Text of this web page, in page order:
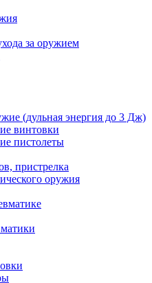
за оружием
(дульная энергия до 3 Дж)
винтовки
пистолеты
пристрелка
оружия